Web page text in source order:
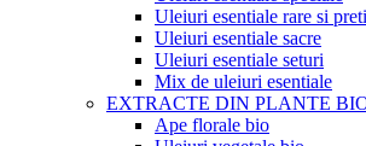
Uleiuri esentiale rare si
Uleiuri esentiale sacre
Uleiuri esentiale seturi
Mix de uleiuri esentiale
EXTRACTE DIN PLANTE
Ape florale bio